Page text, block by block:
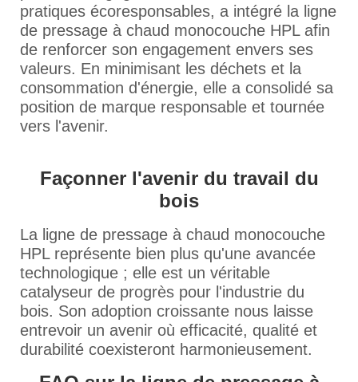
pratiques écoresponsables, a intégré la ligne
de pressage à chaud monocouche HPL afin
de renforcer son engagement envers ses
valeurs. En minimisant les déchets et la
consommation d'énergie, elle a consolidé sa
position de marque responsable et tournée
vers l'avenir.
Façonner l'avenir du travail du
bois
La ligne de pressage à chaud monocouche
HPL représente bien plus qu'une avancée
technologique ; elle est un véritable
catalyseur de progrès pour l'industrie du
bois. Son adoption croissante nous laisse
entrevoir un avenir où efficacité, qualité et
durabilité coexisteront harmonieusement.